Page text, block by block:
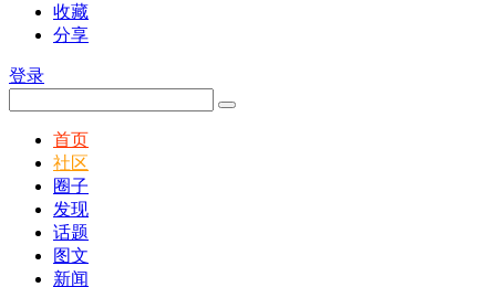
收藏
分享
登录
首页
社区
圈子
发现
话题
图文
新闻